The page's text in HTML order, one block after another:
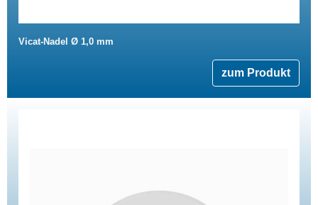
Vicat-Nadel Ø 1,0 mm
zum Produkt